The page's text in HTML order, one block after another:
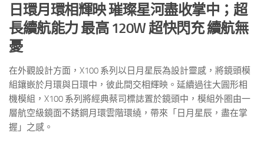
日環月環相輝映 璀璨星河盡收掌中；超
長續航能力 最高 120W 超快閃充 續航無
憂
在外觀設計方面，X100 系列以日月星辰為設計靈感，將鏡頭模
組鑲嵌於月環與日環中，彼此間交相輝映。延續過往大圓形相
機模組，X100 系列將經典蔡司標誌置於鏡頭中，模組外圈由一
層航空級鏡面不銹鋼月環雲階環繞，帶來「日月星辰，盡在掌
握」之感。